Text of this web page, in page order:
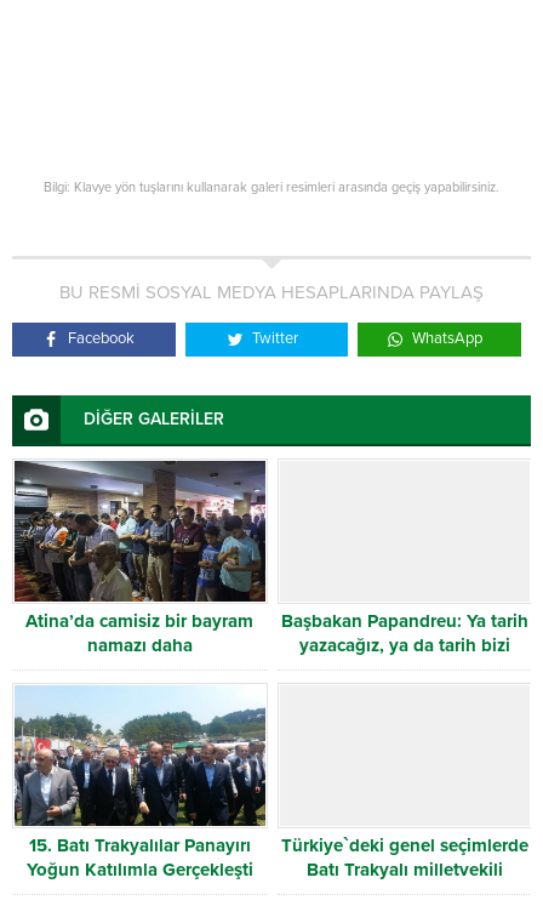
Bilgi: Klavye yön tuşlarını kullanarak galeri resimleri arasında geçiş yapabilirsiniz.
BU RESMİ SOSYAL MEDYA HESAPLARINDA PAYLAŞ
Facebook Twitter WhatsApp
DİĞER GALERİLER
Atina’da camisiz bir bayram
namazı daha
Başbakan Papandreu: Ya tarih
yazacağız, ya da tarih bizi
silecek
15. Batı Trakyalılar Panayırı
Yoğun Katılımla Gerçekleşti
Türkiye`deki genel seçimlerde
Batı Trakyalı milletvekili
adayları